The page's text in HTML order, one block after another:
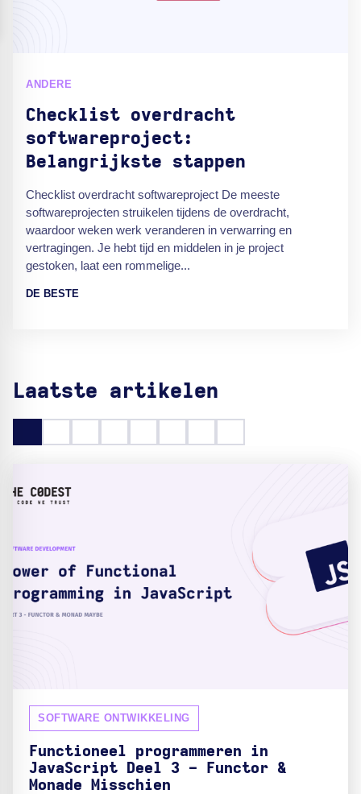
ANDERE
Checklist overdracht
softwareproject:
Belangrijkste stappen
Checklist overdracht softwareproject De meeste
softwareprojecten struikelen tijdens de overdracht,
waardoor weken werk veranderen in verwarring en
vertragingen. Je hebt tijd en middelen in je project
gestoken, laat een rommelige...
DE BESTE
Laatste artikelen
SOFTWARE ONTWIKKELING
Functioneel programmeren in
JavaScript Deel 3 - Functor &
Monade Misschien